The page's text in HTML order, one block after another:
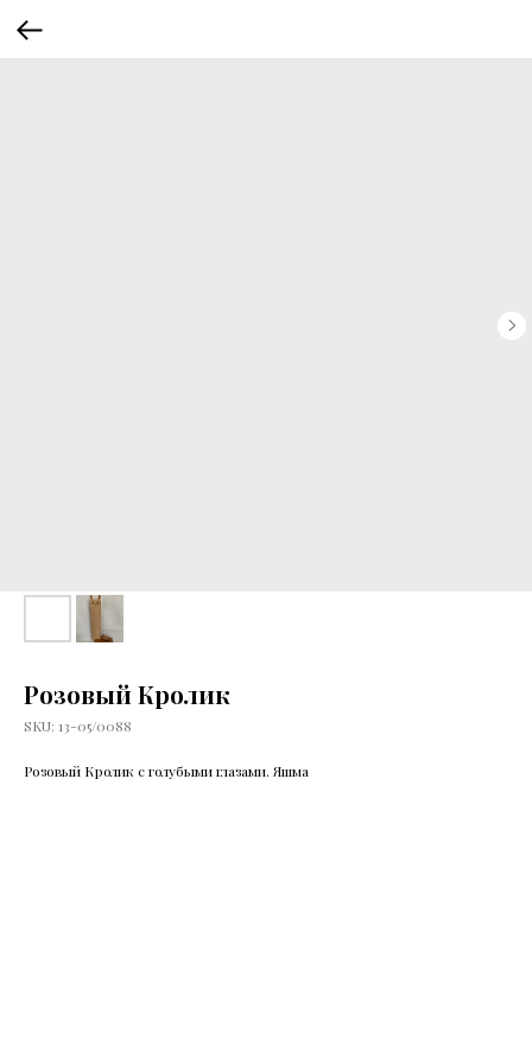
Розовый Кролик
SKU: 13-05/0088
Розовый Кролик с голубыми глазами. Яшма